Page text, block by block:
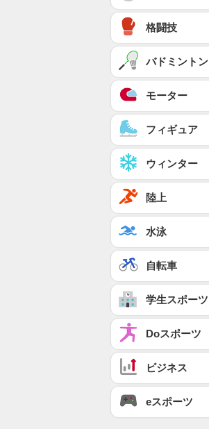
格闘技
バドミントン
モーター
フィギュア
ウィンター
陸上
水泳
自転車
学生スポーツ
Doスポーツ
ビジネス
eスポーツ